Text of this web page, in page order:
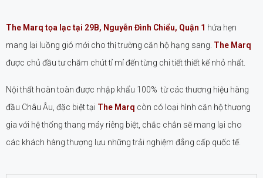
The Marq tọa lạc tại 29B, Nguyễn Đình Chiểu, Quận 1 hứa hẹn
mang lại luồng gió mới cho thị trường căn hộ hạng sang. The Marq
được chủ đầu tư chăm chút tỉ mỉ đến từng chi tiết thiết kế nhỏ nhất.
Nội thất hoàn toàn được nhập khẩu 100% từ các thương hiệu hàng
đầu Châu Âu, đặc biệt tại The Marq còn có loại hình căn hộ thương
gia với hệ thống thang máy riêng biệt, chắc chắn sẽ mang lại cho
các khách hàng thượng lưu những trải nghiệm đẳng cấp quốc tế.